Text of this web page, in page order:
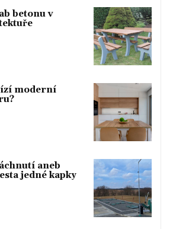
betonu v
moderní
aneb
jedné kapky